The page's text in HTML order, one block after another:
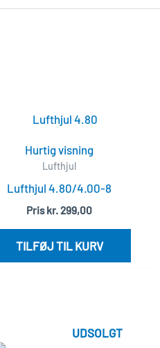
Hurtig visning
Lufthjul
Lufthjul 4.80/4.00-8
Priskr.299,00
TILFØJ TIL KURV
UDSOLGT